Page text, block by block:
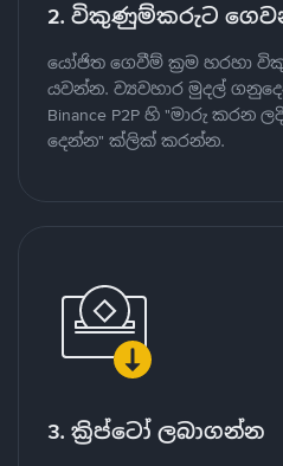
2. විකුණුම්කරුට
යෝජිත ගෙවීම් ක්‍රම හරහා
යවන්න. ව්‍යවහාර මුදල්
Binance P2P හි "මාරු
දෙන්න" ක්ලික් කරන්න.
3. ක්‍රිප්ටෝ ලබාගන්න